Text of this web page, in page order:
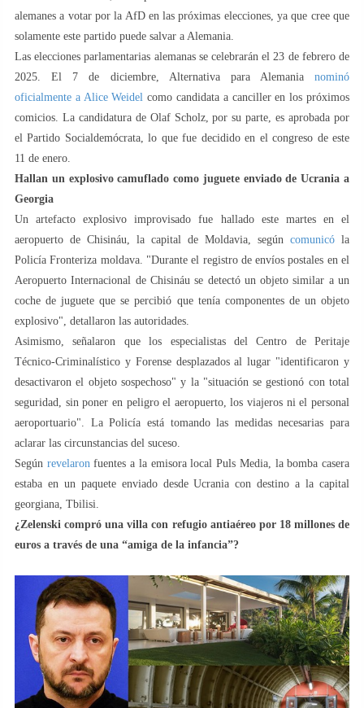
alemanes a votar por la AfD en las próximas elecciones, ya que cree que
solamente este partido puede salvar a Alemania.
Las elecciones parlamentarias alemanas se celebrarán el 23 de febrero de
2025. El 7 de diciembre, Alternativa para Alemania nominó
oficialmente a Alice Weidel como candidata a canciller en los próximos
comicios. La candidatura de Olaf Scholz, por su parte, es aprobada por
el Partido Socialdemócrata, lo que fue decidido en el congreso de este
11 de enero.
Hallan un explosivo camuflado como juguete enviado de Ucrania a
Georgia
Un artefacto explosivo improvisado fue hallado este martes en el
aeropuerto de Chisináu, la capital de Moldavia, según comunicó la
Policía Fronteriza moldava. "Durante el registro de envíos postales en el
Aeropuerto Internacional de Chisináu se detectó un objeto similar a un
coche de juguete que se percibió que tenía componentes de un objeto
explosivo", detallaron las autoridades.
Asimismo, señalaron que los especialistas del Centro de Peritaje
Técnico-Criminalístico y Forense desplazados al lugar "identificaron y
desactivaron el objeto sospechoso" y la "situación se gestionó con total
seguridad, sin poner en peligro el aeropuerto, los viajeros ni el personal
aeroportuario". La Policía está tomando las medidas necesarias para
aclarar las circunstancias del suceso.
Según revelaron fuentes a la emisora local Puls Media, la bomba casera
estaba en un paquete enviado desde Ucrania con destino a la capital
georgiana, Tbilisi.
¿Zelenski compró una villa con refugio antiaéreo por 18 millones de
euros a través de una “amiga de la infancia”?